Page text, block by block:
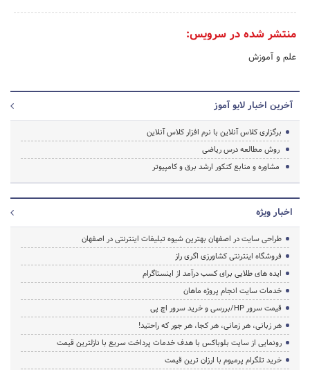
منتشر شده در سرویس:
علم و آموزش
آخرین اخبار لایو آموز
برگزاری کلاس آنلاین با نرم افزار کلاس آنلاین
روش مطالعه درس ریاضی
مشاوره و منابع کنکور ارشد برق و کامپیوتر
اخبار ویژه
طراحی سایت در اصفهان بهترین شیوه تبلیغات اینترنتی در اصفهان
فروشگاه اینترنتی کشاورزی اگری راز
ایده های طلایی برای کسب درآمد از اینستاگرام
خدمات سایت انجام پروژه ماهان
قیمت سرور HP/بررسی و خرید سرور اچ پی
هر زبانی، هر زمانی، هر کجا، هر جور که راحتید!
رونمایی از سایت بلوباکس با هدف خدمات پرداخت سریع با نازلترین قیمت
خرید تلگرام پرمیوم با ارزان ترین قیمت